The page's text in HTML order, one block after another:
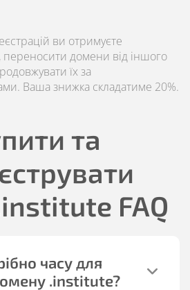
ви отримуєте
переносити домени від іншого
їх за
Ваша знижка складатиме 20%.
та
FAQ
часу для
.institute?